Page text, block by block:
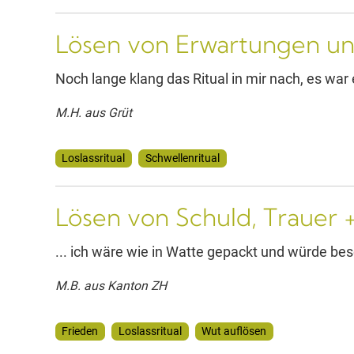
Lösen von Erwartungen
Noch lange klang das Ritual in mir nach, es
M.H. aus Grüt
Loslassritual Schwellenritual
Lösen von Schuld, Trauer
... ich wäre wie in Watte gepackt und würde
M.B. aus Kanton ZH
Frieden Loslassritual Wut auflösen